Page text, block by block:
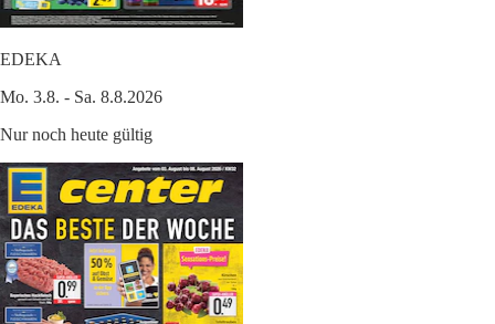
EDEKA
Mo. 3.8. - Sa. 8.8.2026
Nur noch heute gültig